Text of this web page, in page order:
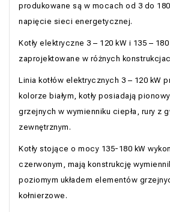
produkowane są w mocach od 3 do 180
napięcie sieci energetycznej.
Kotły elektryczne 3 – 120 kW i 135 –
zaprojektowane w różnych
Linia kotłów elektrycznych 3 – 120 kW
kolorze białym, kotły posiadają
grzejnych w wymienniku ciepła, rury z
zewnętrznym.
Kotły stojące o mocy 135-180 kW
czerwonym, mają konstrukcję
poziomym układem elementów
kołnierzowe.